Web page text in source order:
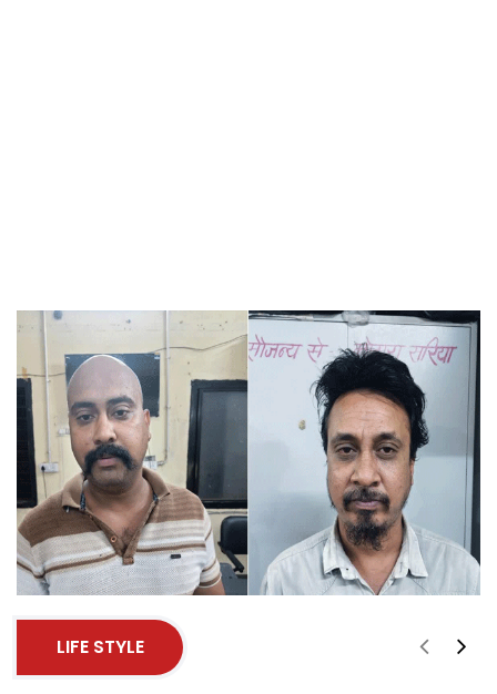
LIFE STYLE